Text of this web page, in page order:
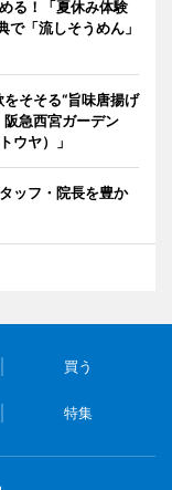
る！「夏休み体験
「流しそうめん」
そそる“旨味唐揚げ
阪急西宮ガーデン
ウヤ）」
ッフ・院長を豊か
買う
特集